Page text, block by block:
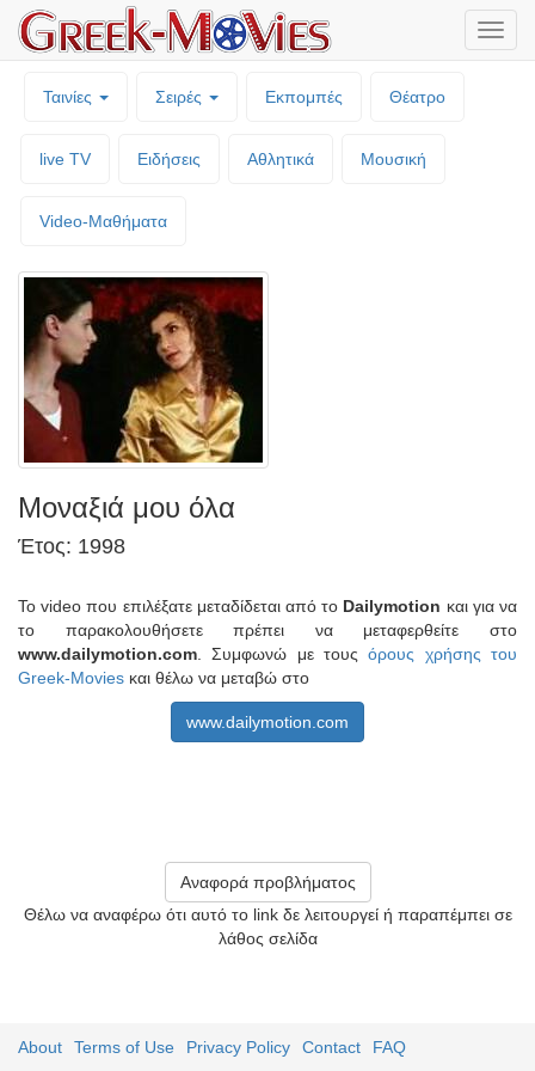
Ταινίες Σειρές Εκπομπές Θέατρο
live TV Ειδήσεις Αθλητικά Μουσική
Video-Mαθήματα
Μοναξιά μου όλα
Έτος: 1998
Το video που επιλέξατε μεταδίδεται από το Dailymotion και για να
το παρακολουθήσετε πρέπει να μεταφερθείτε στο
www.dailymotion.com . Συμφωνώ με τουςόρους χρήσης του
Greek-Movies και θέλω να μεταβώ στο
www.dailymotion.com
Αναφορά προβλήματος
Θέλω να αναφέρω ότι αυτό το link δε λειτουργεί ή παραπέμπει σε
λάθος σελίδα
About Terms of Use Privacy Policy Contact FAQ